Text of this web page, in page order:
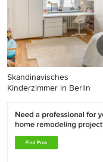
Skandinavisches
Kinderzimmer in Berlin
Skandinavisches
Kinderzimmer in Berlin